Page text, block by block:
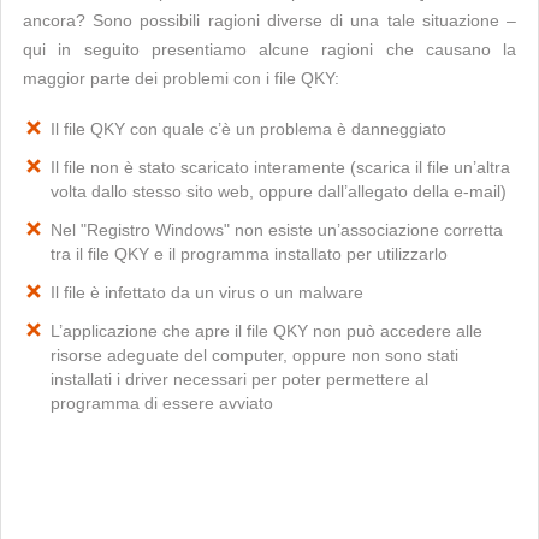
ancora? Sono possibili ragioni diverse di una tale situazione –
qui in seguito presentiamo alcune ragioni che causano la
maggior parte dei problemi con i file QKY:
Il file QKY con quale c’è un problema è danneggiato
Il file non è stato scaricato interamente (scarica il file un’altra
volta dallo stesso sito web, oppure dall’allegato della e-mail)
Nel "Registro Windows" non esiste un’associazione corretta
tra il file QKY e il programma installato per utilizzarlo
Il file è infettato da un virus o un malware
L’applicazione che apre il file QKY non può accedere alle
risorse adeguate del computer, oppure non sono stati
installati i driver necessari per poter permettere al
programma di essere avviato